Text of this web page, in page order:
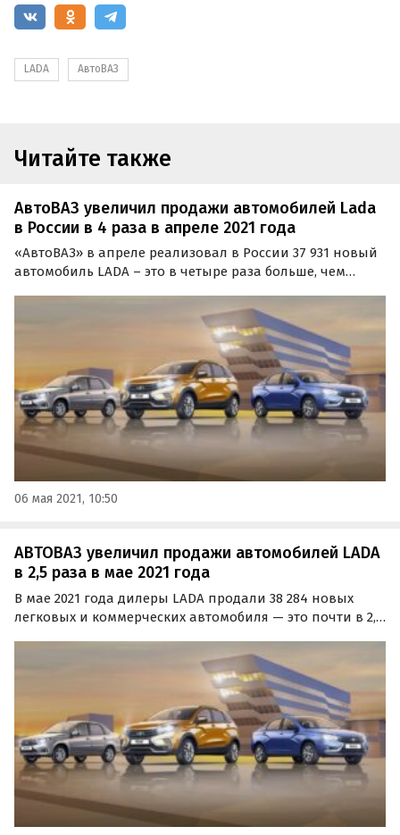
LADA АвтоВАЗ
Читайте также
АвтоВАЗ увеличил продажи автомобилей Lada
в России в 4 раза в апреле 2021 года
«АвтоВАЗ» в апреле реализовал в России 37 931 новый
автомобиль LADA – это в четыре раза больше, чем
ссылкой на пресс-службу российского автогиганта.
06 мая 2021, 10:50
АВТОВАЗ увеличил продажи автомобилей LADA
в 2,5 раза в мае 2021 года
В мае 2021 года дилеры LADA продали 38 284 новых
легковых и коммерческих автомобиля — это почти в 2,5
период января-мая продажи LADA выросли на 53%, до
160 123 машин, пишут «Автоновости дня» со…